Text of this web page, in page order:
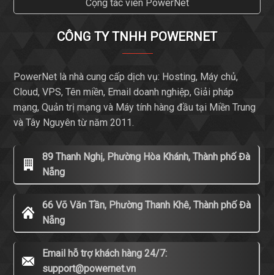
Cộng tác viên PowerNet
CÔNG TY TNHH POWERNET
PowerNet là nhà cung cấp dịch vụ: Hosting, Máy chủ,
Cloud, VPS, Tên miền, Email doanh nghiệp, Giải pháp
mạng, Quản trị mạng và Máy tính hàng đầu tại Miền Trung
và Tây Nguyên từ năm 2011.
89 Thanh Nghị, Phường Hòa Khánh, Thành phố Đà
Nẵng
66 Võ Văn Tần, Phường Thanh Khê, Thành phố Đà
Nẵng
Email hỗ trợ khách hàng 24/7:
support@powernet.vn